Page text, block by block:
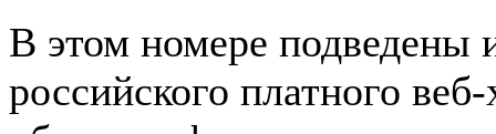
В этом номере подведены
российского платного